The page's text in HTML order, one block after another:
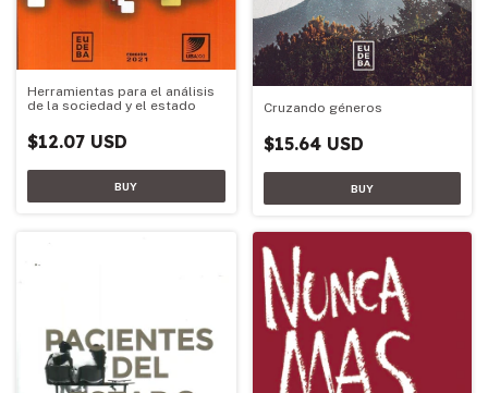
Herramientas para el análisis
de la sociedad y el estado
$12.07 USD
Cruzando géneros
$15.64 USD